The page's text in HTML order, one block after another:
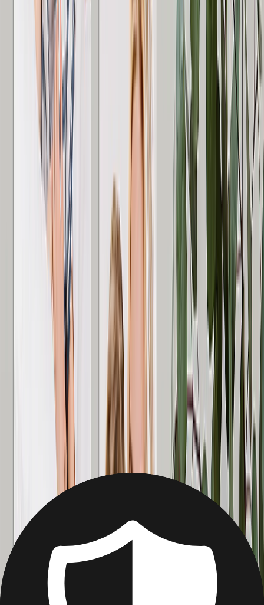
Geschenke für die Tante
Personalisierte Muttertagsgeschenke für werdende Mütter
Fotodecken
Kuschelige Fotodecken, wunderschön bedruckt in Großbritannien.
Ein einzigartiges, personalisiertes Muttertagsgeschenk für Ihre
Tante. In nur wenigen Minuten erstellt. Hergestellt, um ein Leben
lang zu halten.
12,95 €
Fotodrucke auf Leinwand
Verwandeln Sie Ihre schönsten Momente in einen Leinwanddruck.
Ein einzigartiges, personalisiertes Muttertagsgeschenk für Ihre
Tante. Galeriequalität. Hergestellt im Vereinigten Königreich.
Für die reiselustige Tante: Halte all ihre Abenteuer in einem
Gerahmte Fotodrucke
Verwandle all deine Lieblingsmomente in gerahmte Fotodrucke! Ein
einzigartiges, personalisiertes Muttertagsgeschenk für die Tante.
Galerienqualität. Hergestellt in Großbritannien.
Personalisiertes Puzzle
Verwandeln Sie ihre Lieblingsmomente in ein Fotopuzzle! 60-1000
Teile. Ein einzigartiges, personalisiertes Muttertagsgeschenk für Ihre
Fototassen
Erstellen Sie eine Fototasse mit Ihren Lieblingsmomenten! Ein
einzigartiges, personalisiertes Muttertagsgeschenk für Ihre Tante.
Schnell & einfach. Hohe Qualität. Hergestellt in Großbritannien.
Ab